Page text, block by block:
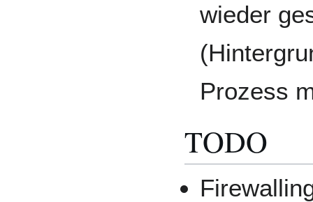
wieder
Prozess
TODO